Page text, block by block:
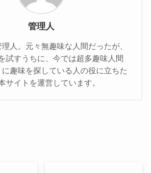
管理人
人。元々無趣味な人間だったが、
試すうちに、今では超多趣味人間
趣味を探している人の役に立ちた
サイトを運営しています。